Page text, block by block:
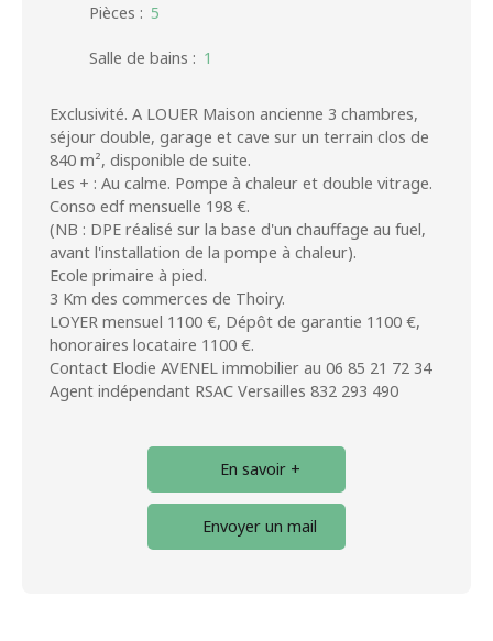
Pièces : 5
Salle de bains : 1
Exclusivité. A LOUER Maison ancienne 3 chambres,
séjour double, garage et cave sur un terrain clos de
840 m², disponible de suite.
Les + : Au calme. Pompe à chaleur et double vitrage.
Conso edf mensuelle 198 €.
(NB : DPE réalisé sur la base d'un chauffage au fuel,
avant l'installation de la pompe à chaleur).
Ecole primaire à pied.
3 Km des commerces de Thoiry.
LOYER mensuel 1100 €, Dépôt de garantie 1100 €,
honoraires locataire 1100 €.
Contact Elodie AVENEL immobilier au 06 85 21 72 34
Agent indépendant RSAC Versailles 832 293 490
En savoir +
Envoyer un mail